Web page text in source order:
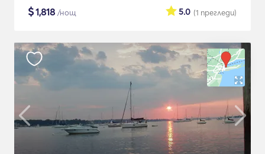
$1,818 /нощ (1 прегледи)
5.0